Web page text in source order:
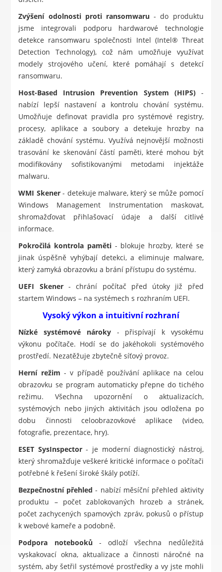
Zvýšení odolnosti proti ransomwaru - do produktu
jsme integrovali podporu hardwarové technologie
detekce ransomwaru společnosti Intel (Intel® Threat
Detection Technology), což nám umožňuje využívat
modely strojového učení, které pomáhají s detekcí
ransomwaru.
Host-Based Intrusion Prevention System (HIPS)-
nabízí lepší nastavení a kontrolu chování systému.
Umožňuje definovat pravidla pro systémové registry,
procesy, aplikace a soubory a detekuje hrozby na
základě chování systému. Využívá nejnovější možnosti
trasování ke skenování částí paměti, které mohou být
modifikovány sofistikovanými metodami injektáže
malwaru.
WMI Skener- detekuje malware, který se může pomocí
Windows Management Instrumentation maskovat,
shromažďovat přihlašovací údaje a další citlivé
informace.
Pokročilá kontrola paměti- blokuje hrozby, které se
jinak úspěšně vyhýbají detekci, a eliminuje malware,
který zamyká obrazovku a brání přístupu do systému.
UEFI Skener- chrání počítač před útoky již před
startem Windows – na systémech s rozhraním UEFI.
Vysoký výkon a intuitivní rozhraní
Nízké systémové nároky- přispívají k vysokému
výkonu počítače. Hodí se do jakéhokoli systémového
prostředí. Nezatěžuje zbytečně síťový provoz.
Herní režim - v případě používání aplikace na celou
obrazovku se program automaticky přepne do tichého
režimu. Všechna upozornění o aktualizacích,
systémových nebo jiných aktivitách jsou odložena po
dobu činnosti celoobrazovkové aplikace (video,
fotografie, prezentace, hry).
ESET SysInspector- je moderní diagnostický nástroj,
který shromažďuje veškeré kritické informace o počítači
potřebné k řešení široké škály potíží.
Bezpečnostní přehled - nabízí měsíční přehled aktivity
produktu – počet zablokovaných hrozeb a stránek,
počet zachycených spamových zpráv, pokusů o přístup
k webové kameře a podobně.
Podpora notebooků - odloží všechna nedůležitá
vyskakovací okna, aktualizace a činnosti náročné na
systém, aby šetřil systémové prostředky a vy jste mohli